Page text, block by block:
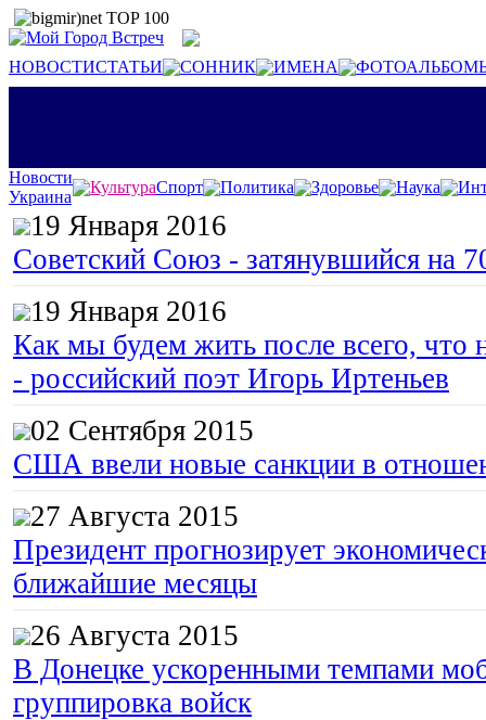
НОВОСТИСТАТЬИ СОННИК ИМЕНА
Новости
Украина
КультураСпорт Политика Здоровье Наука
19 Января 2016
Советский Союз - затянувшийся на
19 Января 2016
Как мы будем жить после всего, что
- российский поэт Игорь Иртеньев
02 Сентября 2015
США ввели новые санкции в
27 Августа 2015
Президент прогнозирует
ближайшие месяцы
26 Августа 2015
В Донецке ускоренными темпами
группировка войск